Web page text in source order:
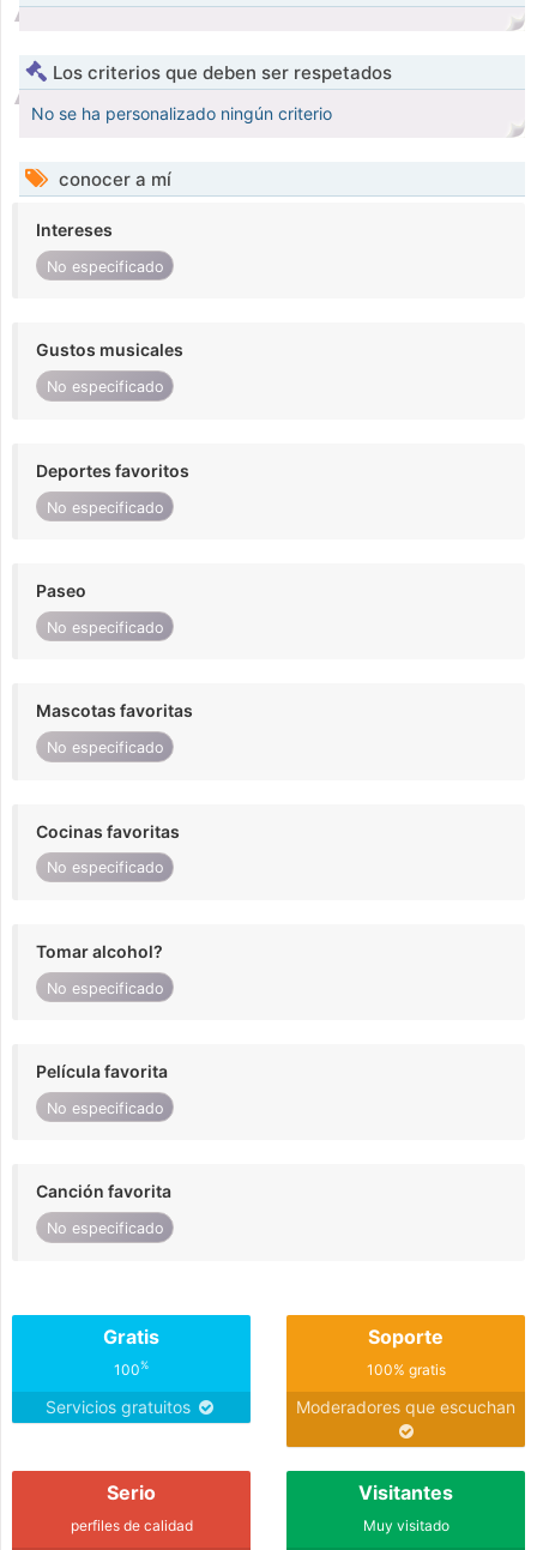
Los criterios que deben ser respetados
No se ha personalizado ningún criterio
conocer a mí
Intereses
No especificado
Gustos musicales
No especificado
Deportes favoritos
No especificado
Paseo
No especificado
Mascotas favoritas
No especificado
Cocinas favoritas
No especificado
Tomar alcohol?
No especificado
Película favorita
No especificado
Canción favorita
No especificado
Gratis
100%
Servicios gratuitos
Soporte
100% gratis
Moderadores que escuchan
Serio
perfiles de calidad
Visitantes
Muy visitado